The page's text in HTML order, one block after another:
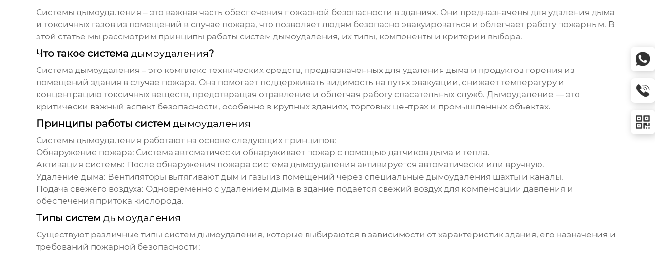
Системы дымоудаления – это важная часть обеспечения пожарной безопасности в зданиях. Они предназначены для удаления дыма
и токсичных газов из помещений в случае пожара, что позволяет людям безопасно эвакуироваться и облегчает работу пожарным. В
этой статье мы рассмотрим принципы работы систем дымоудаления, их типы, компоненты и критерии выбора.
Что такое система дымоудаления?
Система дымоудаления – это комплекс технических средств, предназначенных для удаления дыма и продуктов горения из
помещений здания в случае пожара. Она помогает поддерживать видимость на путях эвакуации, снижает температуру и
концентрацию токсичных веществ, предотвращая отравление и облегчая работу спасательных служб. Дымоудаление — это
критически важный аспект безопасности, особенно в крупных зданиях, торговых центрах и промышленных объектах.
Принципы работы систем дымоудаления
Системы дымоудаления работают на основе следующих принципов:
Обнаружение пожара: Система автоматически обнаруживает пожар с помощью датчиков дыма и тепла.
Активация системы: После обнаружения пожара система дымоудаления активируется автоматически или вручную.
Удаление дыма: Вентиляторы вытягивают дым и газы из помещений через специальные дымоудаления шахты и каналы.
Подача свежего воздуха: Одновременно с удалением дыма в здание подается свежий воздух для компенсации давления и
обеспечения притока кислорода.
Типы систем дымоудаления
Существуют различные типы систем дымоудаления, которые выбираются в зависимости от характеристик здания, его назначения и
требований пожарной безопасности: